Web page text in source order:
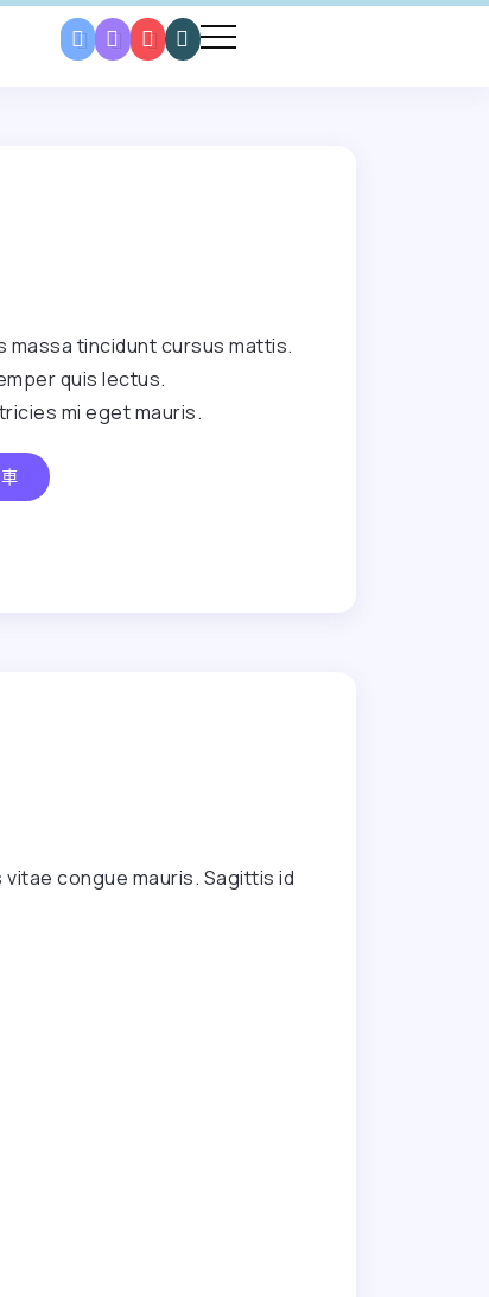
tincidunt cursus mattis.
quis lectus.
mi eget mauris.
congue mauris. Sagittis id